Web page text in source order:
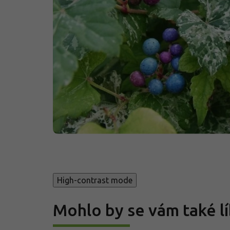
High-contrast mode
Mohlo by se vám také